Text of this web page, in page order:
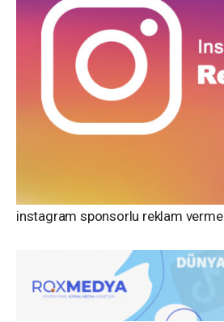
instagram sponsorlu reklam verme